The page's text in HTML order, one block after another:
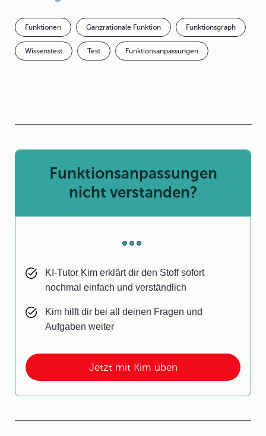
Funktionen Ganzrationale Funktion Funktionsgraph
Wissenstest Test Funktionsanpassungen
Jetzt mit Kim üben
Funktionsanpassungen
nicht verstanden?
KI-Tutor Kim erklärt dir den Stoff sofort
nochmal einfach und verständlich
Kim hilft dir bei all deinen Fragen und
Aufgaben weiter